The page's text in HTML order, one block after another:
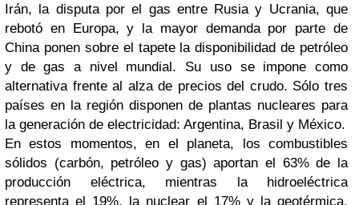
Irán, la disputa por el gas entre Rusia y Ucrania, que
rebotó en Europa, y la mayor demanda por parte de
China ponen sobre el tapete la disponibilidad de petróleo
y de gas a nivel mundial. Su uso se impone como
alternativa frente al alza de precios del crudo. Sólo tres
países en la región disponen de plantas nucleares para
la generación de electricidad: Argentina, Brasil y México.
En estos momentos, en el planeta, los combustibles
sólidos (carbón, petróleo y gas) aportan el 63% de la
producción eléctrica, mientras la hidroeléctrica
representa el 19%, la nuclear el 17% y la geotérmica,